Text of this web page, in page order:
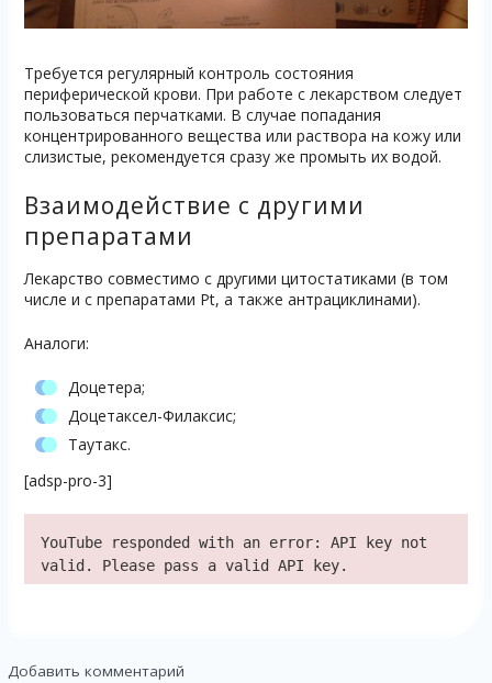
Требуется регулярный контроль состояния
периферической крови. При работе с лекарством следует
пользоваться перчатками. В случае попадания
концентрированного вещества или раствора на кожу или
слизистые, рекомендуется сразу же промыть их водой.
Взаимодействие с другими
препаратами
Лекарство совместимо с другими цитостатиками (в том
числе и с препаратами Pt, а также антрациклинами).
Аналоги:
Доцетера;
Доцетаксел-Филаксис;
Таутакс.
[adsp-pro-3]
YouTube responded with an error: API key not
valid. Please pass a valid API key.
Добавить комментарий